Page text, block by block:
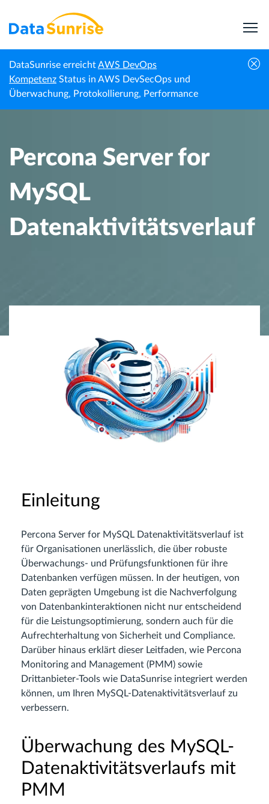
DataSunrise erreichtAWS DevOps
Kompetenz Status in AWS DevSecOps und
Überwachung, Protokollierung, Performance
Startseite Wissenszentrum
Percona Server for MySQL
Datenaktivitätsverlauf
Percona Server for
MySQL
Datenaktivitätsverlauf
Einleitung
Percona Server for MySQL Datenaktivitätsverlauf ist
für Organisationen unerlässlich, die über robuste
Überwachungs- und Prüfungsfunktionen für ihre
Datenbanken verfügen müssen. In der heutigen, von
Daten geprägten Umgebung ist die Nachverfolgung
von Datenbankinteraktionen nicht nur entscheidend
für die Leistungsoptimierung, sondern auch für die
Aufrechterhaltung von Sicherheit und Compliance.
Darüber hinaus erklärt dieser Leitfaden, wie Percona
Monitoring and Management (PMM) sowie
Drittanbieter-Tools wie DataSunrise integriert werden
können, um Ihren MySQL-Datenaktivitätsverlauf zu
verbessern.
Überwachung des MySQL-
Datenaktivitätsverlaufs mit
PMM